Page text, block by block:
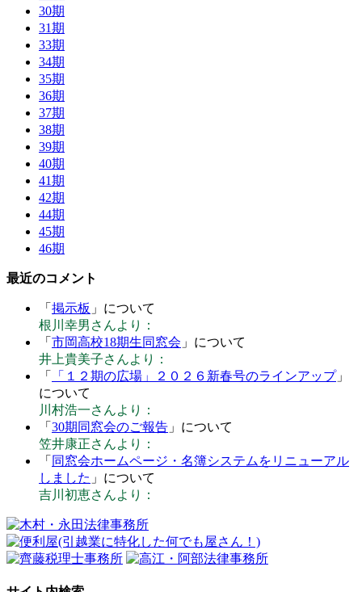
30期
31期
33期
34期
35期
36期
37期
38期
39期
40期
41期
42期
44期
45期
46期
最近のコメント
「 掲示板 」について
根川幸男さんより：
「 市岡高校18期生同窓会 」について
井上貴美子さんより：
「
「１２期の広場」２０２６新春号のラインアップ」
について
川村浩一さんより：
「 30期同窓会のご報告 」について
笠井康正さんより：
「 同窓会ホームページ・名簿システムをリニューアル
しました 」について
吉川初恵さんより：